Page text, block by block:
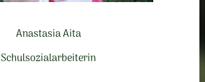
Anastasia Aita
Schulsozialarbeiterin